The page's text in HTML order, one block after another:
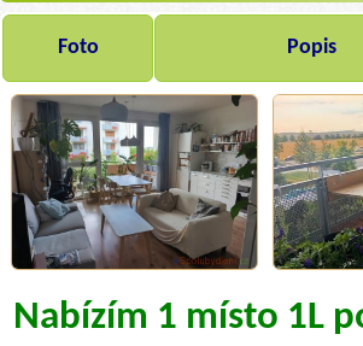
Foto Popis
Nabízím 1 místo 1L